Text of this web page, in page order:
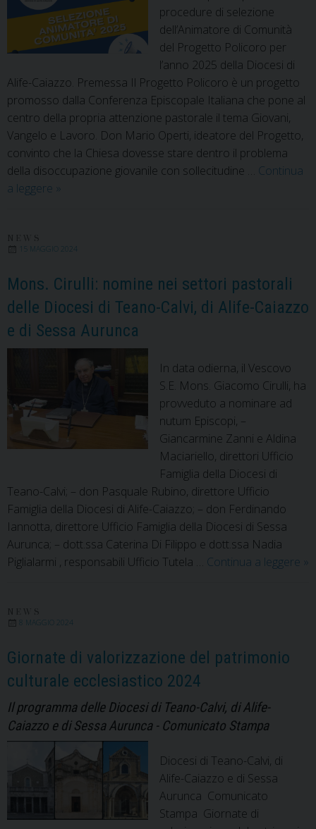
procedure di selezione
dell’Animatore di Comunità
del Progetto Policoro per
l’anno 2025 della Diocesi di
Alife-Caiazzo. Premessa Il Progetto Policoro è un progetto
promosso dalla Conferenza Episcopale Italiana che pone al
centro della propria attenzione pastorale il tema Giovani,
Vangelo e Lavoro. Don Mario Operti, ideatore del Progetto,
convinto che la Chiesa dovesse stare dentro il problema
della disoccupazione giovanile con sollecitudine … Continua
a leggere Richiesta
Animatore
di
Comunità
del
Progetto
Policoro
2025
»
15 MAGGIO 2024
Mons. Cirulli: nomine nei settori pastorali
delle Diocesi di Teano-Calvi, di Alife-Caiazzo
e di Sessa Aurunca
In data odierna, il Vescovo
S.E. Mons. Giacomo Cirulli, ha
provveduto a nominare ad
nutum Episcopi, –
Giancarmine Zanni e Aldina
Maciariello, direttori Ufficio
Famiglia della Diocesi di
Teano-Calvi; – don Pasquale Rubino, direttore Ufficio
Famiglia della Diocesi di Alife-Caiazzo; – don Ferdinando
Iannotta, direttore Ufficio Famiglia della Diocesi di Sessa
Aurunca; – dott.ssa Caterina Di Filippo e dott.ssa Nadia
Piglialarmi , responsabili Ufficio Tutela … Continua a leggere »
8 MAGGIO 2024
Giornate di valorizzazione del patrimonio
culturale ecclesiastico 2024
Il programma delle Diocesi di Teano-Calvi, di Alife-
Caiazzo e di Sessa Aurunca - Comunicato Stampa
Diocesi di Teano-Calvi, di
Alife-Caiazzo e di Sessa
Aurunca Comunicato
Stampa Giornate di